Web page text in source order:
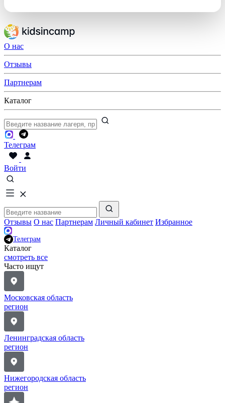
О нас
Отзывы
Партнерам
Каталог
Телеграм
Войти
Отзывы О нас Партнерам Личный кабинет Избранное
Телеграм
Каталог
смотреть все
Часто ищут
Московская область
регион
Ленинградская область
регион
Нижегородская область
регион